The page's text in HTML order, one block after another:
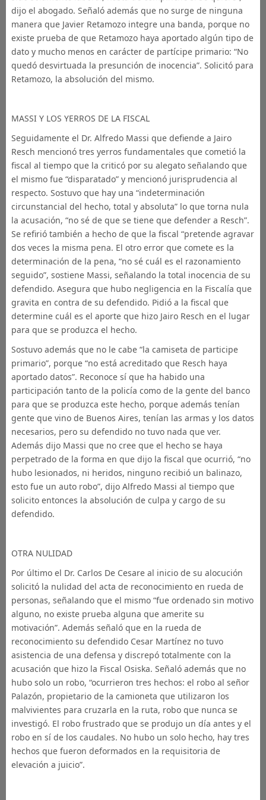
dijo el abogado. Señaló además que no surge de ninguna
manera que Javier Retamozo integre una banda, porque no
existe prueba de que Retamozo haya aportado algún tipo de
dato y mucho menos en carácter de partícipe primario: “No
quedó desvirtuada la presunción de inocencia”. Solicitó para
Retamozo, la absolución del mismo.
MASSI Y LOS YERROS DE LA FISCAL
Seguidamente el Dr. Alfredo Massi que defiende a Jairo
Resch mencionó tres yerros fundamentales que cometió la
fiscal al tiempo que la criticó por su alegato señalando que
el mismo fue “disparatado” y mencionó jurisprudencia al
respecto. Sostuvo que hay una “indeterminación
circunstancial del hecho, total y absoluta” lo que torna nula
la acusación, “no sé de que se tiene que defender a Resch”.
Se refirió también a hecho de que la fiscal “pretende agravar
dos veces la misma pena. El otro error que comete es la
determinación de la pena, “no sé cuál es el razonamiento
seguido”, sostiene Massi, señalando la total inocencia de su
defendido. Asegura que hubo negligencia en la Fiscalía que
gravita en contra de su defendido. Pidió a la fiscal que
determine cuál es el aporte que hizo Jairo Resch en el lugar
para que se produzca el hecho.
Sostuvo además que no le cabe “la camiseta de participe
primario”, porque “no está acreditado que Resch haya
aportado datos”. Reconoce sí que ha habido una
participación tanto de la policía como de la gente del banco
para que se produzca este hecho, porque además tenían
gente que vino de Buenos Aires, tenían las armas y los datos
necesarios, pero su defendido no tuvo nada que ver.
Además dijo Massi que no cree que el hecho se haya
perpetrado de la forma en que dijo la fiscal que ocurrió, “no
hubo lesionados, ni heridos, ninguno recibió un balinazo,
esto fue un auto robo”, dijo Alfredo Massi al tiempo que
solicito entonces la absolución de culpa y cargo de su
defendido.
OTRA NULIDAD
Por último el Dr. Carlos De Cesare al inicio de su alocución
solicitó la nulidad del acta de reconocimiento en rueda de
personas, señalando que el mismo “fue ordenado sin motivo
alguno, no existe prueba alguna que amerite su
motivación”. Además señaló que en la rueda de
reconocimiento su defendido Cesar Martínez no tuvo
asistencia de una defensa y discrepó totalmente con la
acusación que hizo la Fiscal Osiska. Señaló además que no
hubo solo un robo, “ocurrieron tres hechos: el robo al señor
Palazón, propietario de la camioneta que utilizaron los
malvivientes para cruzarla en la ruta, robo que nunca se
investigó. El robo frustrado que se produjo un día antes y el
robo en sí de los caudales. No hubo un solo hecho, hay tres
hechos que fueron deformados en la requisitoria de
elevación a juicio”.